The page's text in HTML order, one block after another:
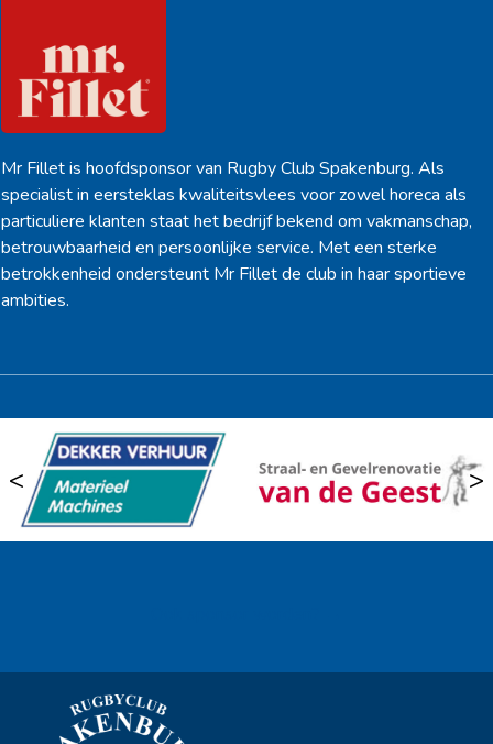
Mr Fillet is hoofdsponsor van Rugby Club Spakenburg. Als
specialist in eersteklas kwaliteitsvlees voor zowel horeca als
particuliere klanten staat het bedrijf bekend om vakmanschap,
betrouwbaarheid en persoonlijke service. Met een sterke
betrokkenheid ondersteunt Mr Fillet de club in haar sportieve
ambities.
< >